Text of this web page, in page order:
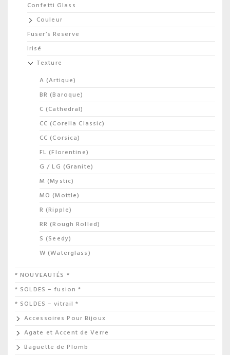
Confetti Glass
Couleur
Fuser’s Reserve
Irisé
Texture
A (Artique)
BR (Baroque)
C (Cathedral)
CC (Corella Classic)
CC (Corsica)
FL (Florentine)
G / LG (Granite)
M (Mystic)
MO (Mottle)
R (Ripple)
RR (Rough Rolled)
S (Seedy)
W (Waterglass)
* NOUVEAUTÉS *
* SOLDES – fusion *
* SOLDES – vitrail *
Accessoires Pour Bijoux
Agate et Accent de Verre
Baguette de Plomb